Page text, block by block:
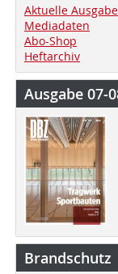
Aktuelle Ausgabe
Mediadaten
Abo-Shop
Heftarchiv
Ausgabe 07-
Brandschutz